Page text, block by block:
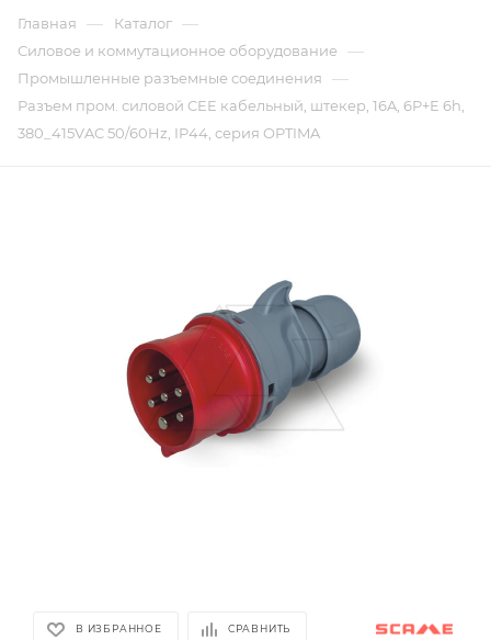
Главная — Каталог —
Силовое и коммутационное оборудование —
Промышленные разъемные соединения —
Разъем пром. силовой CEE кабельный, штекер, 16A, 6P+E 6h,
380_415VAC 50/60Hz, IP44, серия OPTIMA
В ИЗБРАННОЕ СРАВНИТЬ